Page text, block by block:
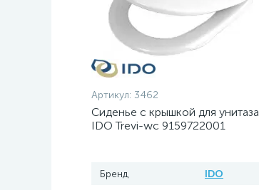
Артикул: 3462
Сиденье с крышкой для унитаза
IDO Trevi-wc 9159722001
Бренд
IDO